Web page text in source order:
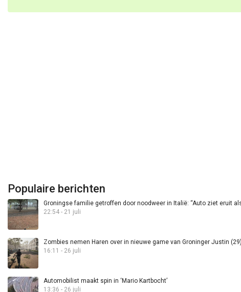
Populaire berichten
Groningse familie getroffen door noodweer in Italië: “Auto ziet eruit
22:54 - 21 juli
Zombies nemen Haren over in nieuwe game van Groninger Justin
16:11 - 26 juli
Automobilist maakt spin in ‘Mario Kartbocht’
13:36 - 26 juli